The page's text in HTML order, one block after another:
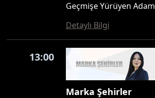
Geçmişe Yürüyen Adam
Detaylı Bilgi
13:00
Marka Şehirler